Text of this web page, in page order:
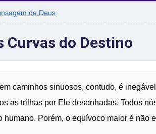
de Deus
Curvas do Destino
caminhos sinuosos, contudo, é
as trilhas por Ele desenhadas. Todos
humano. Porém, o equívoco maior é não